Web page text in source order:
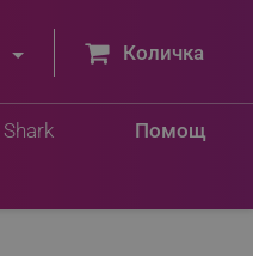
 Количка
Помощ
Shark